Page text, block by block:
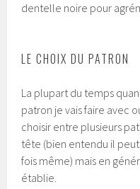
dentelle noire pour
LE CHOIX DU PATRON
La plupart du temps
patron je vais faire avec
choisir entre plusieurs
tête (bien entendu il
fois même) mais en
établie.